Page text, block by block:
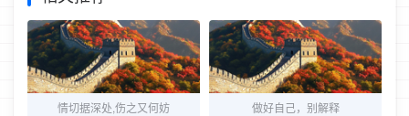
情切据深处,伤之又何妨 做好自己，别解释